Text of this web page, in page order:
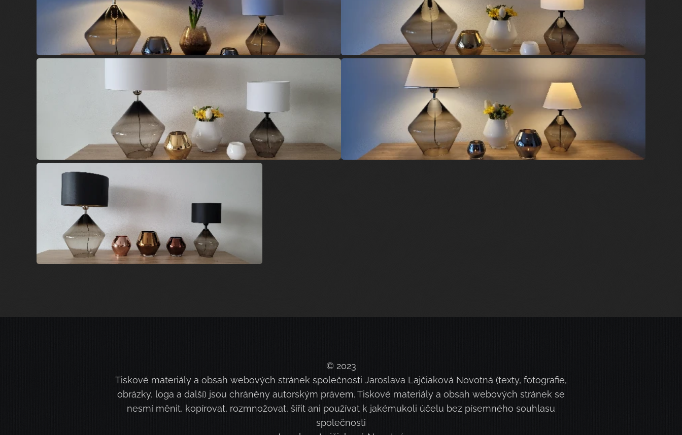
© 2023
Tiskové materiály a obsah webových stránek společnosti Jaroslava Lajčiaková Novotná (texty, fotografie,
obrázky, loga a další) jsou chráněny autorským právem. Tiskové materiály a obsah webových stránek se
nesmí měnit, kopírovat, rozmnožovat, šířit ani používat k jakémukoli účelu bez písemného souhlasu
společnosti